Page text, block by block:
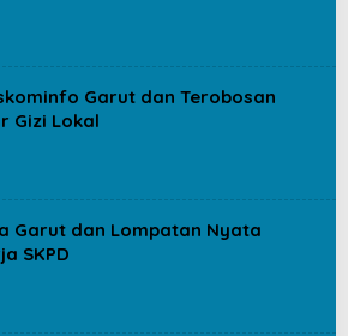
Garut dan Terobosan
Gizi Lokal
Garut dan Lompatan Nyata
SKPD